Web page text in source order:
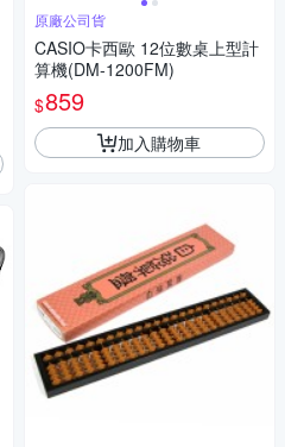
原廠公司貨
CASIO卡西歐 12位數桌上型計
算機(DM-1200FM)
$859
加入購物車